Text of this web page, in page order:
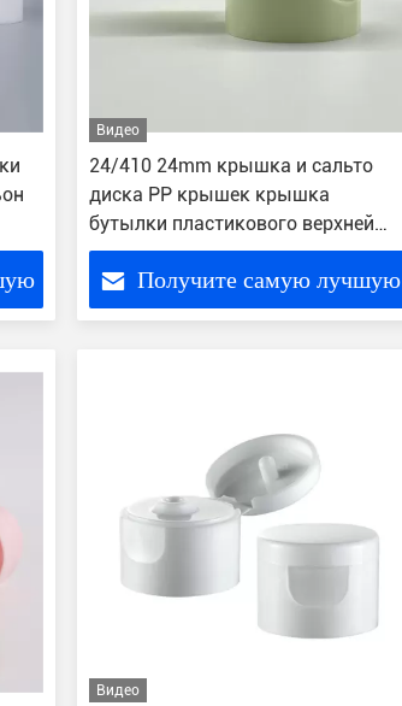
Видео
24/410 24mm крышка и сальто
диска PP крышек крышка
бутылки пластикового верхней
для бутылки
Получите самую лучшую
Видео